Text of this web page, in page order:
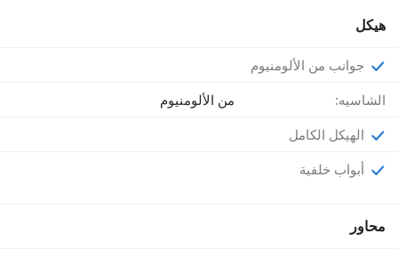
هيكل
جوانب من الألومنيوم
الشاسيه: من الألومنيوم
الهيكل الكامل
أبواب خلفية
محاور